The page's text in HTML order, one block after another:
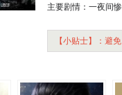
主要剧情：一夜间
【小贴士】：避